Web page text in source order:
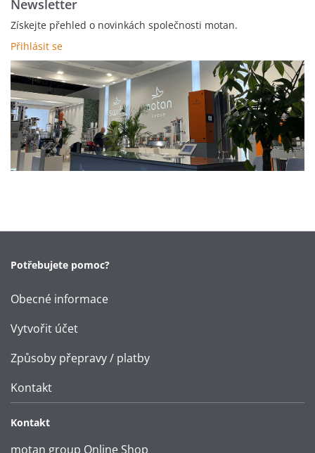
Newsletter
Získejte přehled o novinkách společnosti motan.
Přihlásit se
Potřebujete pomoc?
Obecné informace
Vytvořit účet
Způsoby přepravy / platby
Kontakt
Kontakt
motan group Online Shop